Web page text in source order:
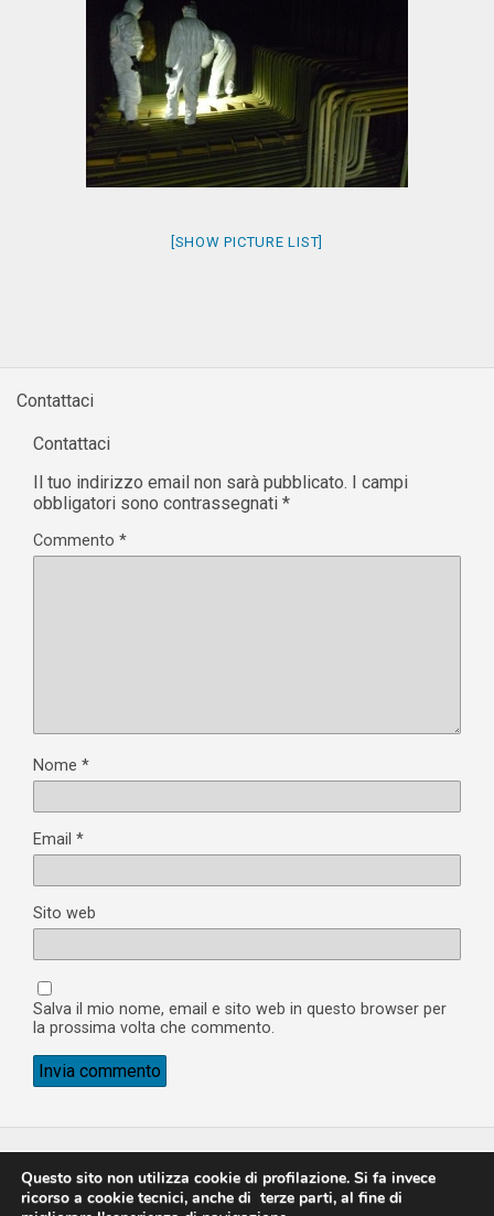
[SHOW PICTURE LIST]
Il tuo indirizzo email non sarà pubblicato. I campi
obbligatori sono contrassegnati *
Commento *
Nome *
Email *
Sito web
Salva il mio nome, email e sito web in questo browser per
la prossima volta che commento.
Torna su
Questo sito non utilizza cookie di profilazione. Si fa invece
ricorso a cookie tecnici, anche di terze parti, al fine di